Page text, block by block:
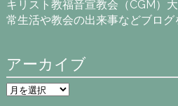
キリスト教福音宣教会（CGM）
常生活や教会の出来事などブログ
アーカイブ
ア
ー